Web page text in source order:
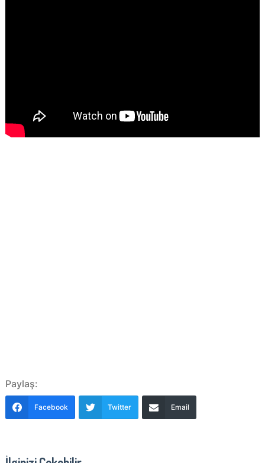
Paylaş:
Facebook Twitter Email